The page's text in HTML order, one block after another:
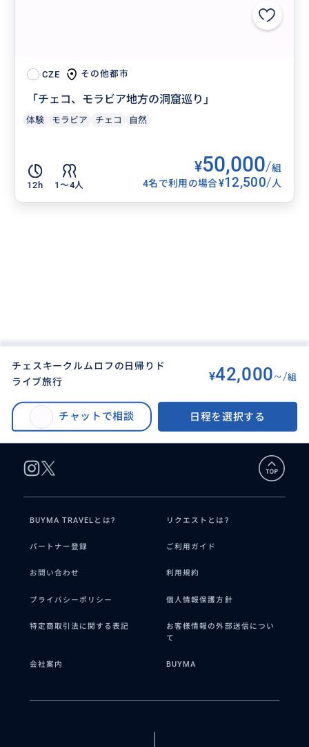
CZE その他都市
「チェコ、モラビア地方の洞窟巡り」
体験 モラビア チェコ 自然
12h 1〜4人
¥50,000/組
4名で利用の場合¥12,500/人
チェスキークルムロフの日帰りド
ライブ旅行
¥42,000~/組
チャットで相談 日程を選択する
チェスキークルムロフの日帰りドライブ旅行
BUYMA TRAVELとは? リクエストとは?
パートナー登録 ご利用ガイド
お問い合わせ 利用規約
プライバシーポリシー 個人情報保護方針
特定商取引法に関する表記
お客様情報の外部送信につい
て
会社案内 BUYMA